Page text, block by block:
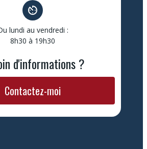
av_timer
lundi au vendredi :
8h30 à 19h30
d'informations ?
Contactez-moi